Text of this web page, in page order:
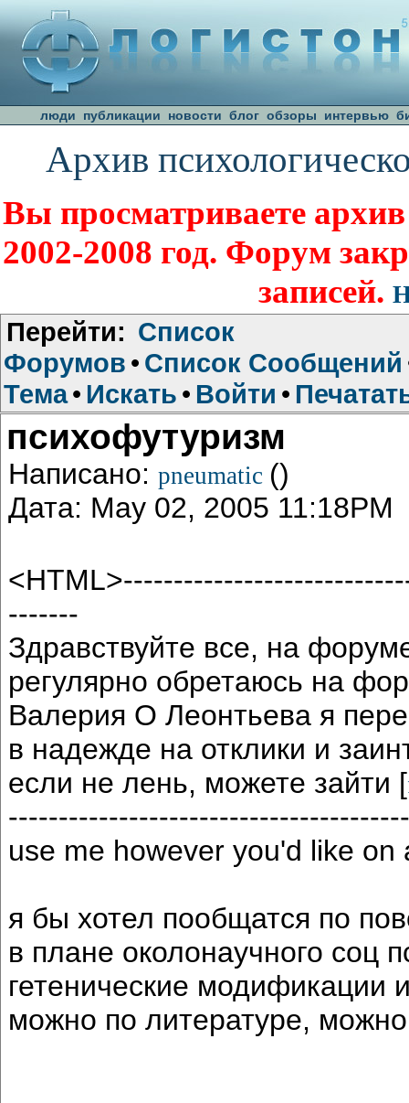
люди публикации новости блог обзоры интервью
Архив
Вы просматриваете
2002-2008 год. Форум
записей.
Перейти: Список
Форумов • Список Сообщений
Тема• Искать • Войти •
психофутуризм
Написано: pneumatic ()
Дата: May 02, 2005 11:18PM
-------
Здравствуйте все, на
регулярно обретаюсь на
Валерия О Леонтьева я
в надежде на отклики и
если не лень, можете зайти [
use me however you'd like on
я бы хотел пообщатся по
в плане околонаучного соц
гетенические модификации
можно по литературе,